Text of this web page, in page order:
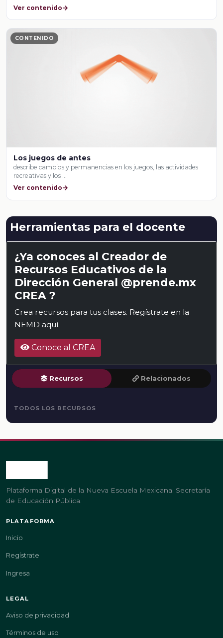
Ver contenido
CONTENIDO
Los juegos de antes
describe cambios y permanencias en los juegos, las actividades
recreativas y los …
Ver contenido
Herramientas para el docente
¿Ya conoces al Creador de
Recursos Educativos de la
Dirección General @prende.mx
CREA ?
Crea recursos para tus clases. Regístrate en la
NEMD aquí.
Conoce al CREA
Recursos Relacionados
TODOS LOS RECURSOS
Plataforma Digital de la Nueva Escuela Mexicana. Secretaría
de Educación Pública.
PLATAFORMA
Inicio
Regístrate
Ingresa
LEGAL
Aviso de privacidad
Términos de uso